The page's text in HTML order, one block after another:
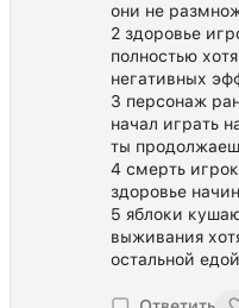
они не
2 здоровье
полностью
негативных
3 персонаж
начал играть
ты
4 смерть
здоровье
5 яблоки
выживания
остальной